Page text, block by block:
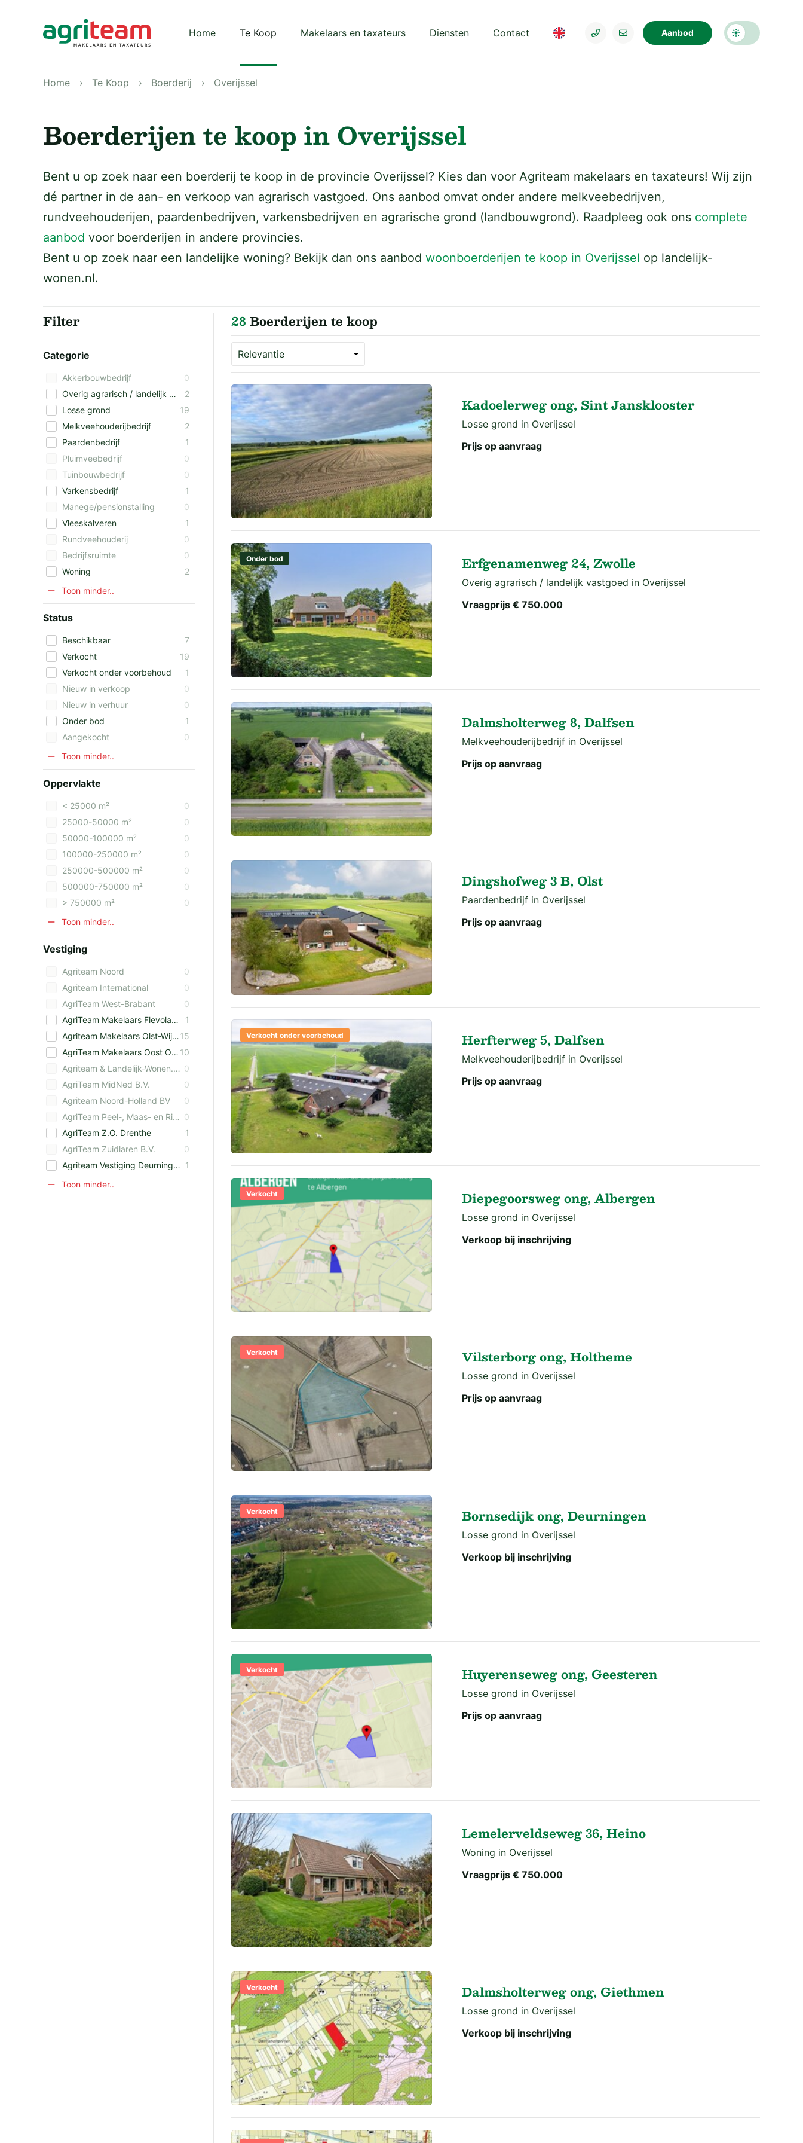
Home Te Koop Makelaars en taxateurs Diensten Contact Aanbod
Darkmode: Off
Home Te Koop Boerderij Overijssel
Boerderijen te koop in Overijssel
Bent u op zoek naar een boerderij te koop in de provincie Overijssel? Kies dan voor Agriteam makelaars en taxateurs! Wij zijn
dé partner in de aan- en verkoop van agrarisch vastgoed. Ons aanbod omvat onder andere melkveebedrijven,
rundveehouderijen, paardenbedrijven, varkensbedrijven en agrarische grond (landbouwgrond). Raadpleeg ook ons complete
aanbod voor boerderijen in andere provincies.
Bent u op zoek naar een landelijke woning? Bekijk dan ons aanbod woonboerderijen te koop in Overijssel op landelijk-
wonen.nl.
Filter
Categorie
Akkerbouwbedrijf
0
Overig agrarisch / landelijk vastgoed
2
Losse grond
19
Melkveehouderijbedrijf
2
Paardenbedrijf
1
Pluimveebedrijf
0
Tuinbouwbedrijf
0
Toon minder..
Varkensbedrijf
1
Manege/pensionstalling
0
Vleeskalveren
1
Rundveehouderij
0
Bedrijfsruimte
0
Woning
2
Status
Beschikbaar
7
Verkocht
19
Verkocht onder voorbehoud
1
Nieuw in verkoop
0
Nieuw in verhuur
0
Onder bod
1
Aangekocht
0
Toon minder..
Oppervlakte
< 25000 m²
0
25000-50000 m²
0
50000-100000 m²
0
100000-250000 m²
0
250000-500000 m²
0
500000-750000 m²
0
> 750000 m²
0
Toon minder..
Vestiging
Agriteam Noord
0
Agriteam International
0
AgriTeam West-Brabant
0
AgriTeam Makelaars Flevoland
1
Agriteam Makelaars Olst-Wijhe
15
AgriTeam Makelaars Oost Overijssel B.V.
10
Agriteam & Landelijk-Wonen.nl Makelaars Zeeland
0
Toon minder..
AgriTeam MidNed B.V.
0
Agriteam Noord-Holland BV
0
AgriTeam Peel-, Maas- en Rivierengebied
0
AgriTeam Z.O. Drenthe
1
AgriTeam Zuidlaren B.V.
0
Agriteam Vestiging Deurningen
1
28 Boerderijen te koop
Kadoelerweg ong, Sint Jansklooster
Losse grond in Overijssel
Prijs op aanvraag
Onder bod Erfgenamenweg 24, Zwolle
Overig agrarisch / landelijk vastgoed in Overijssel
Vraagprijs € 750.000
Dalmsholterweg 8, Dalfsen
Melkveehouderijbedrijf in Overijssel
Prijs op aanvraag
Dingshofweg 3 B, Olst
Paardenbedrijf in Overijssel
Prijs op aanvraag
Verkocht onder voorbehoud Herfterweg 5, Dalfsen
Melkveehouderijbedrijf in Overijssel
Prijs op aanvraag
Verkocht Diepegoorsweg ong, Albergen
Losse grond in Overijssel
Verkoop bij inschrijving
Verkocht Vilsterborg ong, Holtheme
Losse grond in Overijssel
Prijs op aanvraag
Verkocht Bornsedijk ong, Deurningen
Losse grond in Overijssel
Verkoop bij inschrijving
Verkocht Huyerenseweg ong, Geesteren
Losse grond in Overijssel
Prijs op aanvraag
Lemelerveldseweg 36, Heino
Woning in Overijssel
Vraagprijs € 750.000
Verkocht Dalmsholterweg ong, Giethmen
Losse grond in Overijssel
Verkoop bij inschrijving